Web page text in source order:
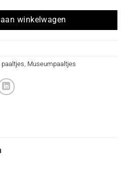
winkelwagen
, Museumpaaltjes